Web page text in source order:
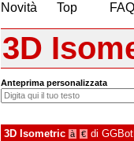
Novità
Top
FAQ
3D
Anteprima personalizzata
3D Isometric à € di